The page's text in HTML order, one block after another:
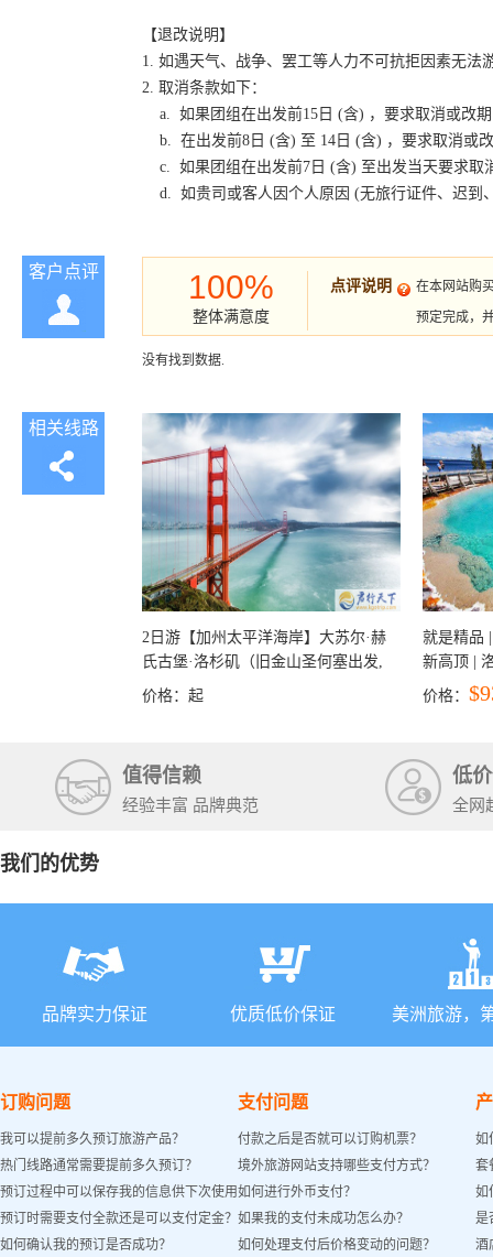
【退改说明】
1. 如遇天气、战争、罢工等人力不可抗拒因素无
2. 取消条款如下：
a. 如果团组在出发前15日 (含) ，要求取消或改
b. 在出发前8日 (含) 至 14日 (含) ，要求取消或
c. 如果团组在出发前7日 (含) 至出发当天要求取
d. 如贵司或客人因个人原因 (无旅行证件、迟到
客户点评 100%
整体满意度
点评说明
在本网站购
预定完成，
没有找到数据.
相关线路
2日游【加州太平洋海岸】大苏尔·赫
氏古堡·洛杉矶（旧金山圣何塞出发,
洛杉矶结束）
价格： 起
就是精品
新高顶 |
彩穴+马
价格：
值得信赖
经验丰富 品牌典范
低
全网
我们的优势
品牌实力保证 优质低价保证 美洲旅游，
订购问题
我可以提前多久预订旅游产品？
热门线路通常需要提前多久预订？
预订过程中可以保存我的信息供下次使用
吗？
预订时需要支付全款还是可以支付定金？
如何确认我的预订是否成功？
支付问题
付款之后是否就可以订购机票？
境外旅游网站支持哪些支付方式？
如何进行外币支付？
如果我的支付未成功怎么办？
如何处理支付后价格变动的问题？
如
套
如
是
酒